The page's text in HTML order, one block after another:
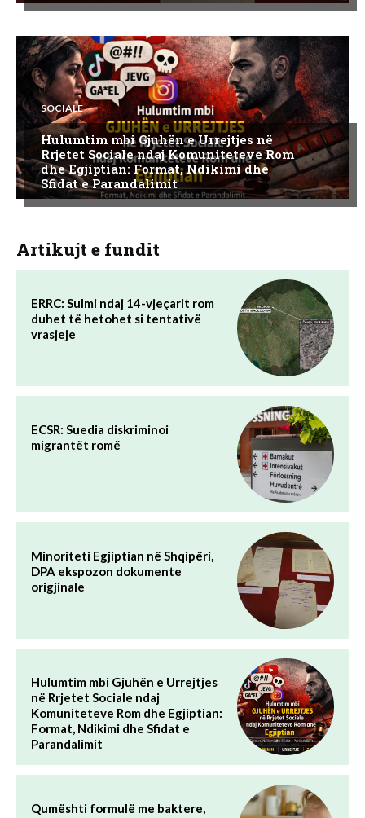
SOCIALE
Hulumtim mbi Gjuhën e Urrejtjes në
Rrjetet Sociale ndaj Komuniteteve Rom
dhe Egjiptian: Format, Ndikimi dhe
Sfidat e Parandalimit
Artikujt e fundit
ERRC: Sulmi ndaj 14-vjeçarit rom
duhet të hetohet si tentativë
vrasjeje
ECSR: Suedia diskriminoi
migrantët romë
Minoriteti Egjiptian në Shqipëri,
DPA ekspozon dokumente
origjinale
Hulumtim mbi Gjuhën e Urrejtjes
në Rrjetet Sociale ndaj
Komuniteteve Rom dhe Egjiptian:
Format, Ndikimi dhe Sfidat e
Parandalimit
Qumështi formulë me baktere,